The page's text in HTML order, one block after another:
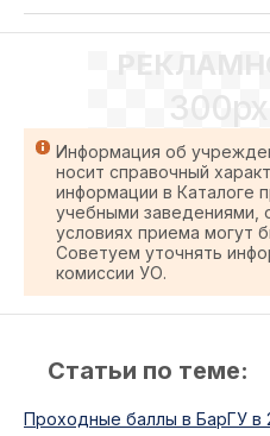
Информация об
носит справочный
информации в Каталоге
учебными заведениями,
условиях приема могут
Советуем уточнять
комиссии УО.
Статьи по теме:
Проходные баллы в БарГУ в